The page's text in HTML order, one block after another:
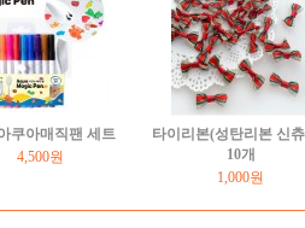
쿠아매직팬 세트
4,500원
타이리본(성탄리본 신
10개
1,000원